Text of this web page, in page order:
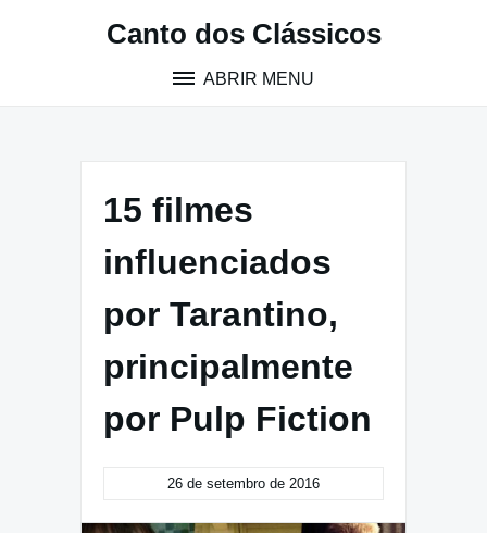
Canto dos Clássicos
ABRIR MENU
15 filmes
influenciados
por Tarantino,
principalmente
por Pulp Fiction
26 de setembro de 2016